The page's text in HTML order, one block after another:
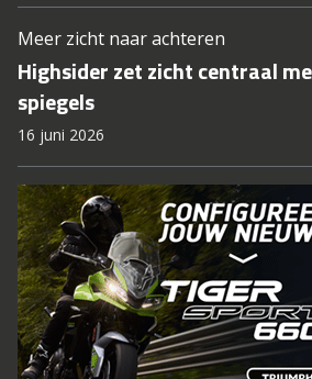
Meer zicht naar achteren
Highsider zet zicht centraal
spiegels
16 juni 2026